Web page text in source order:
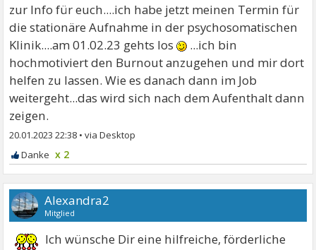
zur Info für euch....ich habe jetzt meinen Termin für
die stationäre Aufnahme in der psychosomatischen
Klinik....am 01.02.23 gehts los
...ich bin
hochmotiviert den Burnout anzugehen und mir dort
helfen zu lassen. Wie es danach dann im Job
weitergeht...das wird sich nach dem Aufenthalt dann
zeigen.
20.01.2023 22:38 •
x 2
Alexandra2
Mitglied
Ich wünsche Dir eine hilfreiche, förderliche